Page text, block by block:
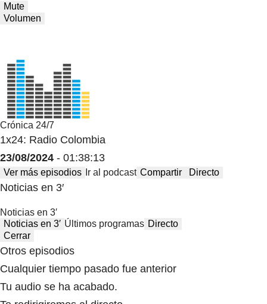
Mute
Volumen
Crónica 24/7
1x24: Radio Colombia
23/08/2024 - 01:38:13
Ver más episodios Ir al podcast Compartir Directo
Noticias en 3′
Noticias en 3′
Noticias en 3′ Últimos programas Directo
Cerrar
Otros episodios
Cualquier tiempo pasado fue anterior
Tu audio se ha acabado.